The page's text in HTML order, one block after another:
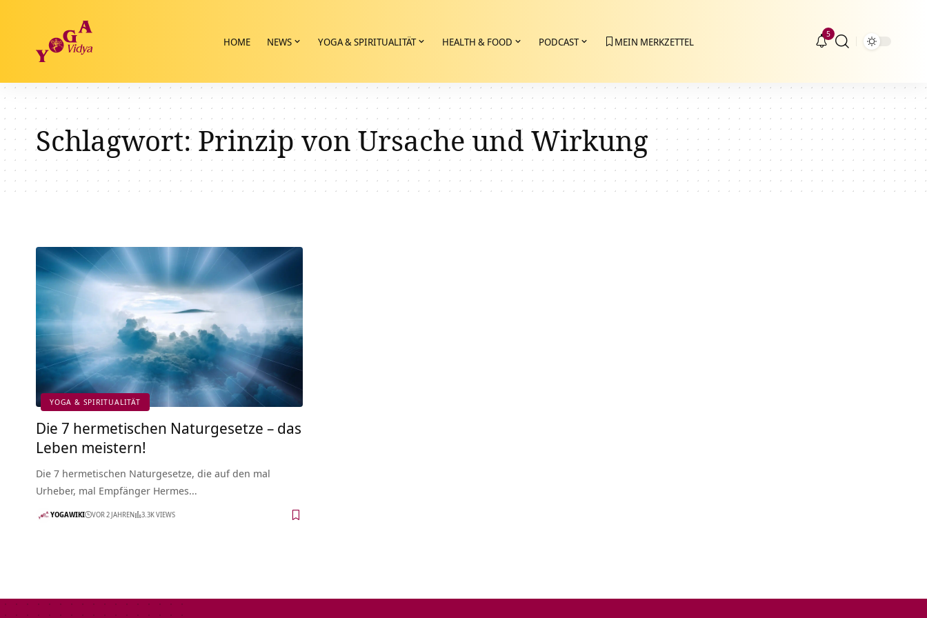
HOME NEWS YOGA & SPIRITUALITÄT HEALTH & FOOD PODCAST MEIN MERKZETTEL
5
Schlagwort:Prinzip von Ursache und Wirkung
YOGA & SPIRITUALITÄT
Die 7 hermetischen Naturgesetze – das
Leben meistern!
Die 7 hermetischen Naturgesetze, die auf den mal
Urheber, mal Empfänger Hermes…
YOGAWIKI VOR 2 JAHREN 3.3K VIEWS